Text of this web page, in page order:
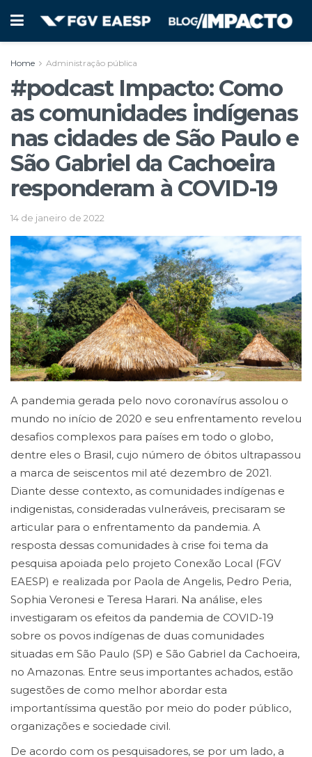
Home Administração pública
#podcast Impacto: Como
as comunidades indígenas
nas cidades de São Paulo e
São Gabriel da Cachoeira
responderam à COVID-19
14 de janeiro de 2022
A pandemia gerada pelo novo coronavírus assolou o
mundo no início de 2020 e seu enfrentamento revelou
desafios complexos para países em todo o globo,
dentre eles o Brasil, cujo número de óbitos ultrapassou
a marca de seiscentos mil até dezembro de 2021.
Diante desse contexto, as comunidades indígenas e
indigenistas, consideradas vulneráveis, precisaram se
articular para o enfrentamento da pandemia. A
resposta dessas comunidades à crise foi tema da
pesquisa apoiada pelo projeto Conexão Local (FGV
EAESP) e realizada por Paola de Angelis, Pedro Peria,
Sophia Veronesi e Teresa Harari. Na análise, eles
investigaram os efeitos da pandemia de COVID-19
sobre os povos indígenas de duas comunidades
situadas em São Paulo (SP) e São Gabriel da Cachoeira,
no Amazonas. Entre seus importantes achados, estão
sugestões de como melhor abordar esta
importantíssima questão por meio do poder público,
organizações e sociedade civil.
De acordo com os pesquisadores, se por um lado, a